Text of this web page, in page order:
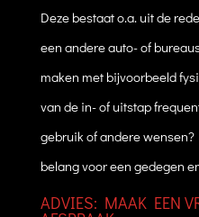
Deze bestaat o.a. uit de
een andere auto- of
maken met bijvoorbeeld
van de in- of uitstap
gebruik of andere
belang voor een gedegen
ADVIES: MAAK EEN